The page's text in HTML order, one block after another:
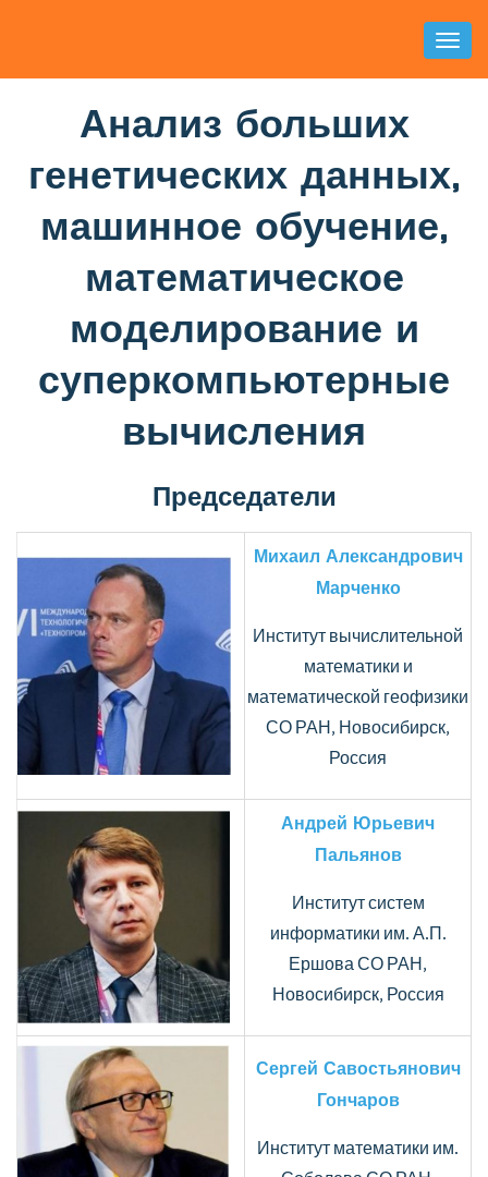
Toggle
Анализ больших
генетических данных,
машинное обучение,
математическое
моделирование и
суперкомпьютерные
вычисления
Председатели
Михаил Александрович
Марченко
Институт вычислительной
математики и
математической геофизики
СО РАН, Новосибирск,
Россия
Андрей Юрьевич
Пальянов
Институт систем
информатики им. А.П.
Ершова СО РАН,
Новосибирск, Россия
Сергей Савостьянович
Гончаров
Институт математики им.